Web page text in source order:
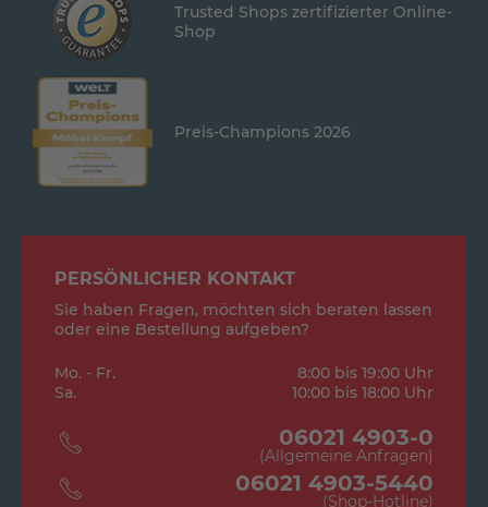
Trusted Shops zertifizierter Online-
Shop
Preis-Champions 2026
PERSÖNLICHER KONTAKT
Sie haben Fragen, möchten sich beraten lassen
oder eine Bestellung aufgeben?
Mo. - Fr.
8:00 bis 19:00 Uhr
Sa.
10:00 bis 18:00 Uhr
06021 4903-0
(Allgemeine Anfragen)
06021 4903-5440
(Shop-Hotline)